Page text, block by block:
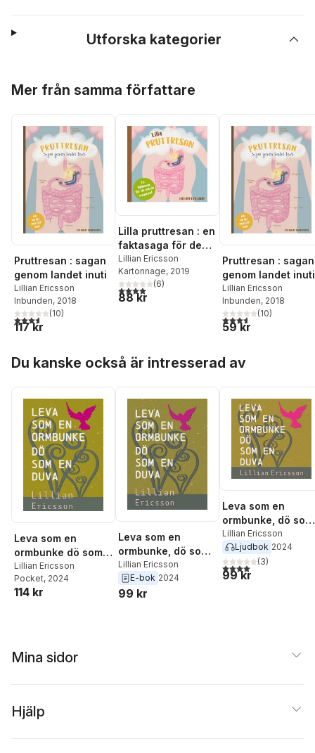
Utforska kategorier
Mer från samma författare
Pruttresan : sagan
genom landet inuti
Lillian Ericsson
Inbunden, 2018
3,6utav 5 stjärnor. Totalt antal röster:
(10)
117 kr
Lilla pruttresan : en
faktasaga för de
minsta magarna!
Lillian Ericsson
Kartonnage, 2019
4,0utav 5 stjärnor. Totalt antal röster:
(6)
88 kr
Pruttresan : sagan
genom landet inuti
Lillian Ericsson
Inbunden, 2018
3,6utav 5 stjärnor.
(10)
59 kr
Du kanske också är intresserad av
Leva som en
ormbunke dö som
en duva
Lillian Ericsson
Pocket, 2024
114 kr
Leva som en
ormbunke, dö som
en duva
Lillian Ericsson
E-bok 2024
99 kr
Leva som en
ormbunke, dö som
en duva
Lillian Ericsson
Ljudbok 2024
4,0utav 5 stjärnor.
(3)
99 kr
Mina sidor
Hjälp